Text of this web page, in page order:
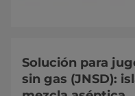
Solución para
sin gas (JNSD):